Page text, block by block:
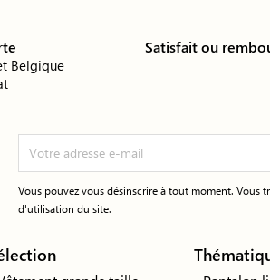
Belgique
Satisfait ou
Vous pouvez vous désinscrire à tout moment.
d'utilisation du site.